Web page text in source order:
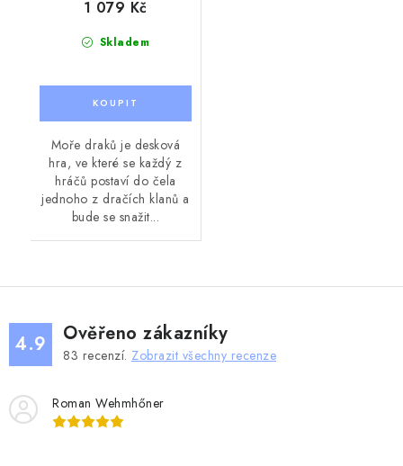
Skladem
1 079 Kč
Moře draků je desková
hra, ve které se každý z
hráčů postaví do čela
jednoho z dračích klanů a
bude se snažit...
4.9 Ověřeno zákazníky
83 recenzí. Zobrazit všechny recenze
Roman Wehmhőner